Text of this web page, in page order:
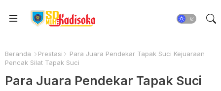
Beranda Prestasi
Para Juara Pendekar Tapak Suci Kejuaraan
Pencak Silat Tapak Suci
Para Juara Pendekar Tapak Suci